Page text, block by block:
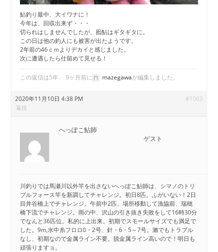
鮎釣り最中、大イワナに！
今年は、回収出来ず・・・
切られはしませんでしたが、囮鮎はギタギタに。
この日は他の釣人にも被害が出たようです。
2年前の46ｃｍよりデカイと感じました。
次に遭遇したら仕留めて見せる！
この返信は5年、 9ヶ月前に mazegawaが編集しました。
2020年11月10日 4:38 PM #1063
返信
へっぽこ鮎師
ゲスト
川釣りでは馬瀬川以外竿を出さないへっぽこ鮎師は、シマノのトリ
プルフォース竿を新調してチャレンジ。初日8匹。ふがいない！2日
目井谷橋上でチャレンジ。午前中2匹、場所移動して漁協前、瑞穂
橋下流でチャレンジ。雨の中、沢山の引き抜き失敗をして16時30分
でなんと36匹位。私的に上出来。初期でスモールサイズでも満足で
した。9m,水中糸フロロ0・2号、針・6・5～7号。瀨でもトラブル
なし、初期なので金属ライン不要。脱金属ライン高いので！明日も
頑張りますョ。